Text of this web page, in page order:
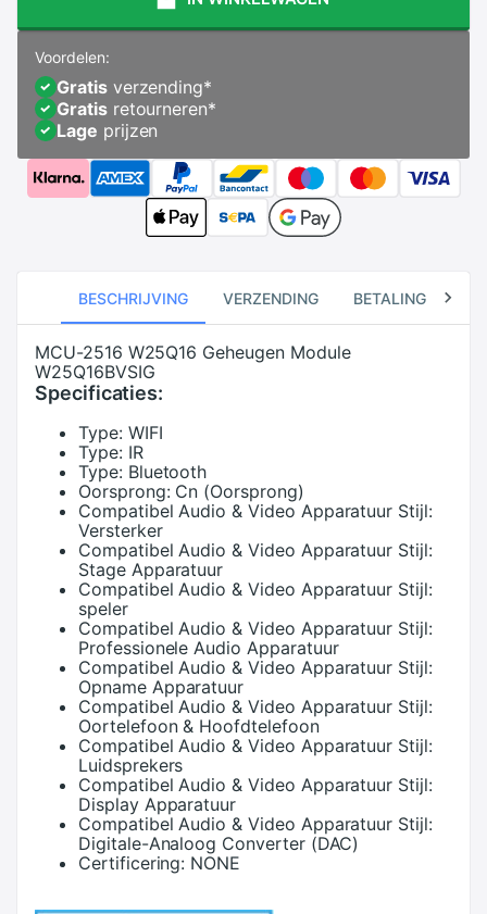
Voordelen:
Gratisverzending*
Gratisretourneren*
Lage prijzen
BESCHRIJVING VERZENDING BETALING
MCU-2516 W25Q16 Geheugen Module
W25Q16BVSIG
Specificaties:
Type: WIFI
Type: IR
Type: Bluetooth
Oorsprong: Cn (Oorsprong)
Compatibel Audio & Video Apparatuur Stijl:
Versterker
Compatibel Audio & Video Apparatuur Stijl:
Stage Apparatuur
Compatibel Audio & Video Apparatuur Stijl:
speler
Compatibel Audio & Video Apparatuur Stijl:
Professionele Audio Apparatuur
Compatibel Audio & Video Apparatuur Stijl:
Opname Apparatuur
Compatibel Audio & Video Apparatuur Stijl:
Oortelefoon & Hoofdtelefoon
Compatibel Audio & Video Apparatuur Stijl:
Luidsprekers
Compatibel Audio & Video Apparatuur Stijl:
Display Apparatuur
Compatibel Audio & Video Apparatuur Stijl:
Digitale-Analoog Converter (DAC)
Certificering: NONE